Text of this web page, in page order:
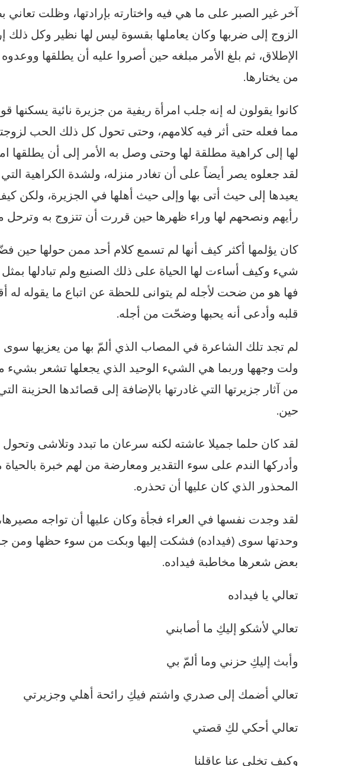
آخر غير الصبر على ما هي فيه واختارته بإرادتها، وظلت
الزوج إلى ضربها وكان يعاملها بقسوة ليس لها نظير وكل ذلك
الإطلاق، ثم بلغ الأمر مبلغه حين أصروا عليه أن يطلقها
من يختارها.
كانوا يقولون له إنه جلب امرأة ريفية من جزيرة نائية يسكنها
مما فعله حتى أثر فيه كلامهم، وحتى تحول كل ذلك الحب
لها إلى كراهية مطلقة لها وحتى وصل به الأمر إلى أن يطلقها
لقد جعلوه يصر أيضاً على أن تغادر منزله، ولشدة الكراهية
يعيدها إلى حيث أتى بها وإلى حيث أهلها في الجزيرة،
رأيهم ونصحهم لها وراء ظهرها حين قررت أن تتزوج به وترحل
كان يؤلمها أكثر كيف أنها لم تسمع كلام أحد ممن حولها
شيء وكيف أساءت لها الحياة على ذلك الصنيع ولم تبادلها بمثل
فها هو من ضحت لأجله لم يتوانى للحظة عن اتباع ما يقوله له
قلبه وأدعى أنه يحبها وضحّت من أجله.
لم تجد تلك الشاعرة في المصاب الذي ألمّ بها من يعزيها سوى
ولت وجهها وربما هي الشيء الوحيد الذي يجعلها تشعر بشيء
من آثار جزيرتها التي غادرتها بالإضافة إلى قصائدها
حين.
لقد كان حلما جميلا عاشته لكنه سرعان ما تبدد وتلاشى
وأدركها الندم على سوء التقدير ومعارضة من لهم خبرة
المحذور الذي كان عليها أن تحذره.
لقد وجدت نفسها في العراء فجأة وكان عليها أن تواجه
وحدتها سوى (فيداده) فشكت إليها وبكت من سوء حظها ومن
بعض شعرها مخاطبة فيداده.
تعالي يا فيداده
تعالي لأشكو إليكِ ما أصابني
وأبث إليكِ حزني وما ألمّ بي
تعالي أضمك إلى صدري واشتم فيكِ رائحة أهلي وجزيرتي
تعالي أحكي لكِ قصتي
وكيف تخلى عنا عاقلنا